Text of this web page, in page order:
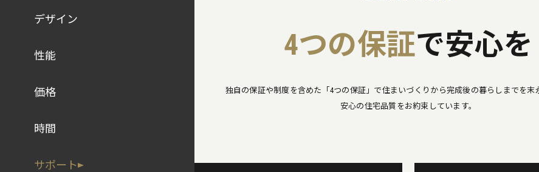
デザイン
性能
価格
時間
サポート
4つの保証で安心を
独自の保証や制度を含めた「4つの保証」で住まいづくりから完成後の暮らしまでを末
安心の住宅品質をお約束しています。